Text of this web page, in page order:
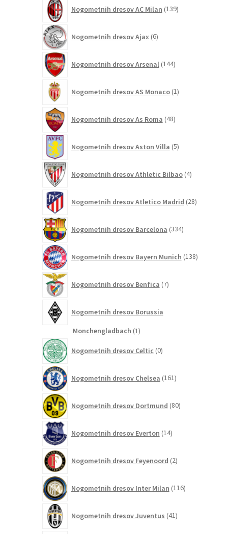
Nogometnih dresov AC Milan 139izdelkov
Nogometnih dresov Ajax 6izdelkov
Nogometnih dresov Arsenal 144izdelkov
Nogometnih dresov AS Monaco 1izdelek
Nogometnih dresov As Roma 48izdelkov
Nogometnih dresov Aston Villa 5izdelkov
Nogometnih dresov Athletic Bilbao 4izdelki
Nogometnih dresov Atletico Madrid 28izdelkov
Nogometnih dresov Barcelona 334izdelkov
Nogometnih dresov Bayern Munich 138izdelkov
Nogometnih dresov Benfica 7izdelkov
Nogometnih dresov Borussia
Monchengladbach 11
Nogometnih dresov Celtic 0izdelkov
Nogometnih dresov Chelsea 161izdelkov
Nogometnih dresov Dortmund 80izdelkov
Nogometnih dresov Everton 14izdelkov
Nogometnih dresov Feyenoord 2izdelka
Nogometnih dresov Inter Milan 116izdelkov
Nogometnih dresov Juventus 41izdelkov